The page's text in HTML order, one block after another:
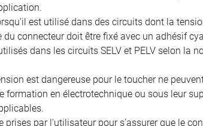
est utilisé dans des circuits dont la
connecteur doit être fixé avec un adhésif
dans les circuits SELV et PELV selon la
est dangereuse pour le toucher ne
formation en électrotechnique ou sous leur
prises par l'utilisateur pour s'assurer que le